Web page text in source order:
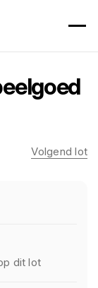
Volgend lot
dit lot